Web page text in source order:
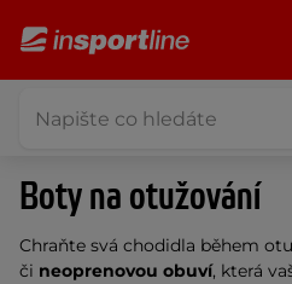
Boty na otužování
Chraňte svá chodidla během
či neoprenovou obuví, která